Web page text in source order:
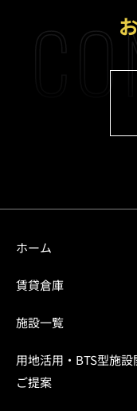
ホーム
賃貸倉庫
施設一覧
用地活用・BTS型施設
ご提案